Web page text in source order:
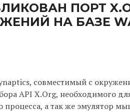
ПОРТ
НА БАЗЕ
совместимый с
API X.Org, необходимого
процесса, а так же эмулятор